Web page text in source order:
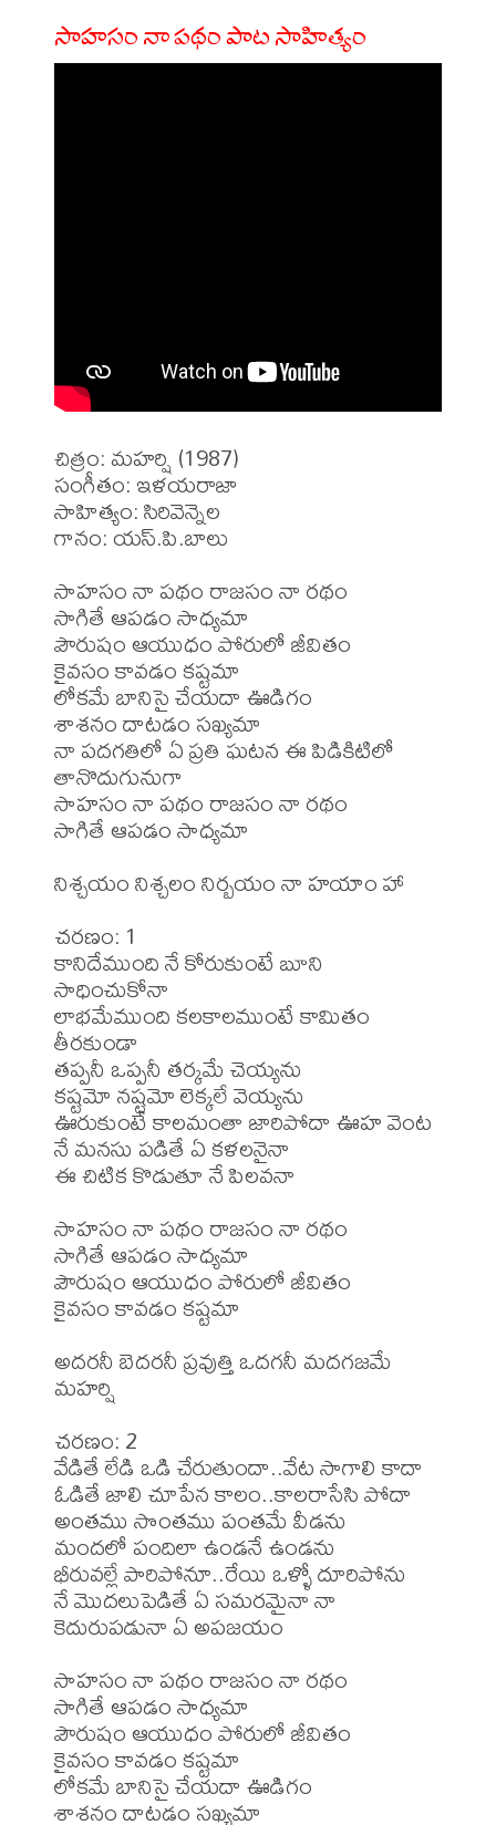
సాహసం నా పథం పాట సాహిత్యం
చిత్రం: మహర్షి (1987)
సంగీతం: ఇళయరాజా
సాహిత్యం: సిరివెన్నెల
గానం: యస్.పి.బాలు
సాహసం నా పథం రాజసం నా రథం
సాగితే ఆపడం సాధ్యమా
పౌరుషం ఆయుధం పోరులో జీవితం
కైవసం కావడం కష్టమా
లోకమే బానిసై చేయదా ఊడిగం
శాశనం దాటడం సఖ్యమా
నా పదగతిలో ఏ ప్రతి ఘటన ఈ పిడికిటిలో
తానొదుగునుగా
సాహసం నా పథం రాజసం నా రథం
సాగితే ఆపడం సాధ్యమా
నిశ్చయం నిశ్చలం నిర్బయం నా హయాం హా
చరణం: 1
కానిదేముంది నే కోరుకుంటే బూని
సాధించుకోనా
లాభమేముంది కలకాలముంటే కామితం
తీరకుండా
తప్పనీ ఒప్పనీ తర్కమే చెయ్యను
కష్టమో నష్టమో లెక్కలే వెయ్యను
ఊరుకుంటే కాలమంతా జారిపోదా ఊహ వెంట
నే మనసు పడితే ఏ కళలనైనా
ఈ చిటిక కొడుతూ నే పిలవనా
సాహసం నా పథం రాజసం నా రథం
సాగితే ఆపడం సాధ్యమా
పౌరుషం ఆయుధం పోరులో జీవితం
కైవసం కావడం కష్టమా
అదరనీ బెదరనీ ప్రవుత్తి ఒదగనీ మదగజమే
మహర్షి
చరణం: 2
వేడితే లేడి ఒడి చేరుతుందా..వేట సాగాలి కాదా
ఓడితే జాలి చూపేన కాలం..కాలరాసేసి పోదా
అంతము సొంతము పంతమే వీడను
మందలో పందిలా ఉండనే ఉండను
భీరువల్లే పారిపోనూ..రేయి ఒళ్ళో దూరిపోను
నే మొదలుపెడితే ఏ సమరమైనా నా
కెదురుపడునా ఏ అపజయం
సాహసం నా పథం రాజసం నా రథం
సాగితే ఆపడం సాధ్యమా
పౌరుషం ఆయుధం పోరులో జీవితం
కైవసం కావడం కష్టమా
లోకమే బానిసై చేయదా ఊడిగం
శాశనం దాటడం సఖ్యమా